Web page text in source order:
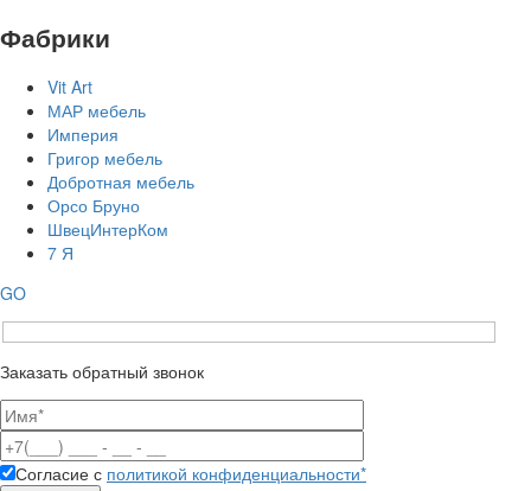
Фабрики
Vit Art
МАР мебель
Империя
Григор мебель
Добротная мебель
Орсо Бруно
ШвецИнтерКом
7 Я
GO
Заказать обратный звонок
Согласие с политикой конфиденциальности*